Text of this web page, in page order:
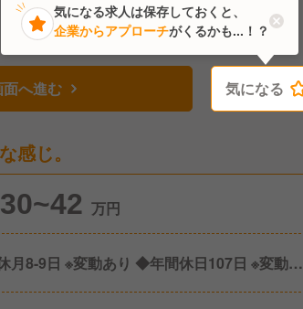
へ進む 気になる
感じ。
30~42 万円
月8-9日 ※変動あり ◆年間休日107日 ※変動あ
気になる
気になる求人は保存しておくと、
企業からアプローチがくるかも...！？